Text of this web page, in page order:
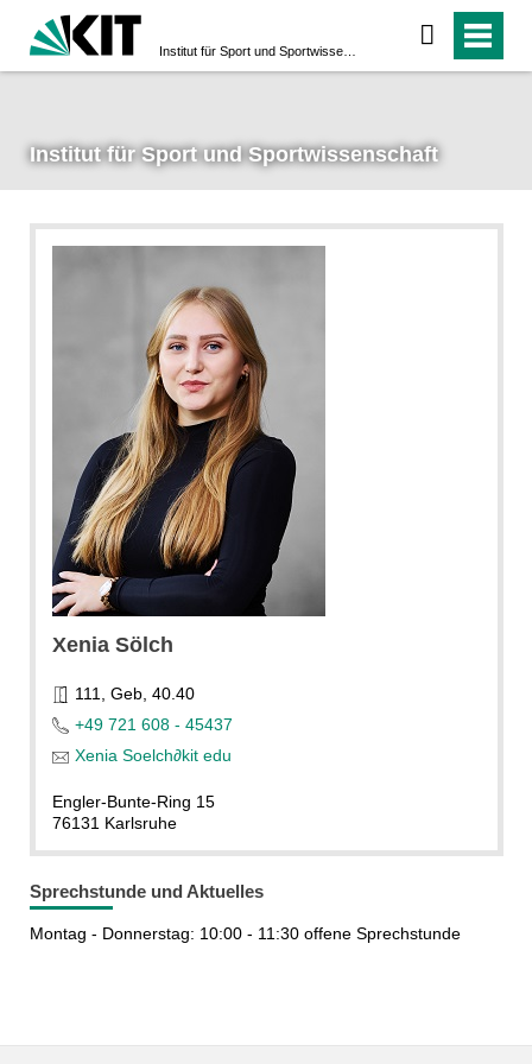
Institut für Sport und Sportwissenschaft
Xenia Sölch
111, Geb, 40.40
+49 721 608 - 45437
Xenia Soelch∂kit edu
Engler-Bunte-Ring 15
76131 Karlsruhe
Sprechstunde und Aktuelles
Montag - Donnerstag: 10:00 - 11:30 offene Sprechstunde